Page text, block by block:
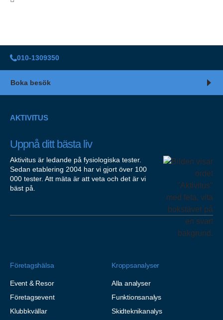
010-1309350
Boka besök
AKTIVITUS
Uppnå ditt bästa liv
Aktivitus är ledande på fysiologiska tester.
Sedan etablering 2004 har vi gjort över 100
000 tester. Att mäta är att veta och det är vi
bäst på.
Företagshälsa
Event & Resor
Företagsevent
Klubbkvällar
Kroppsanalyser
Alla analyser
Funktionsanalys
Skidteknikanalys